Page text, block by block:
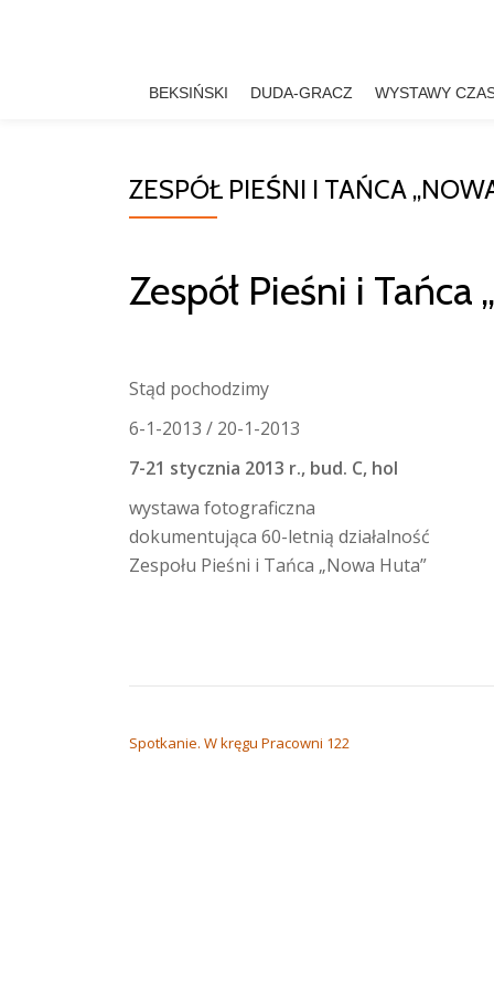
BEKSIŃSKI DUDA-GRACZ WYSTAWY
ZESPÓŁ PIEŚNI I TAŃCA
Zespół Pieśni i Tańca
Stąd pochodzimy
6-1-2013 / 20-1-2013
7-21 stycznia 2013 r., bud. C, hol
wystawa fotograficzna
dokumentująca 60-letnią działalność
Zespołu Pieśni i Tańca „Nowa Huta”
Spotkanie. W kręgu Pracowni 122